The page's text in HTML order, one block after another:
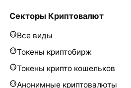
Секторы Криптовалют
Все виды
Токены криптобирж
Токены крипто кошельков
Анонимные криптовалюты